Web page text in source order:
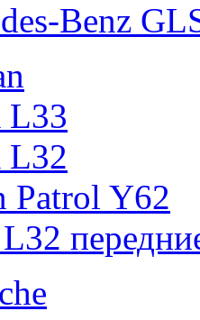
Benz
L33
L32
Patrol Y62